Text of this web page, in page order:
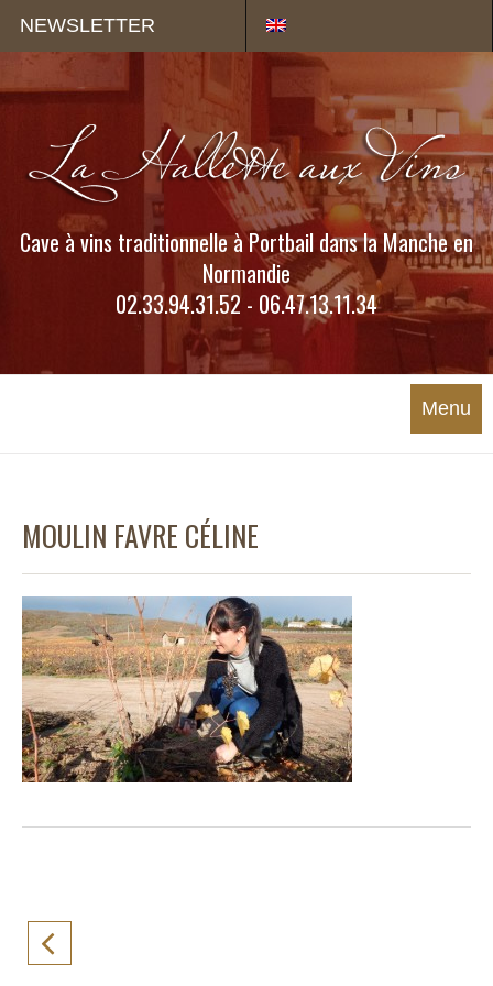
NEWSLETTER
Cave à vins traditionnelle à Portbail dans la Manche en
Normandie
02.33.94.31.52 - 06.47.13.11.34
Menu
MOULIN FAVRE CÉLINE
Panneau de gestion des cookies